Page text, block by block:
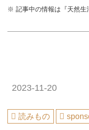
※ 記事中の情報は『天然生
2023-11-20
読みもの